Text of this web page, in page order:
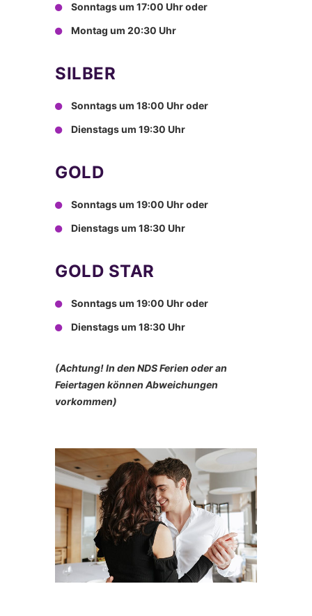
Sonntagsum 17:00 Uhr oder
Montag um 20:30 Uhr
SILBER
Sonntagsum 18:00 Uhr oder
Dienstags um 19:30 Uhr
GOLD
Sonntagsum 19:00 Uhr oder
Dienstags um 18:30 Uhr
GOLD STAR
Sonntagsum 19:00 Uhr oder
Dienstags um 18:30 Uhr
(Achtung! In den NDS Ferien oder an
Feiertagen können Abweichungen
vorkommen)